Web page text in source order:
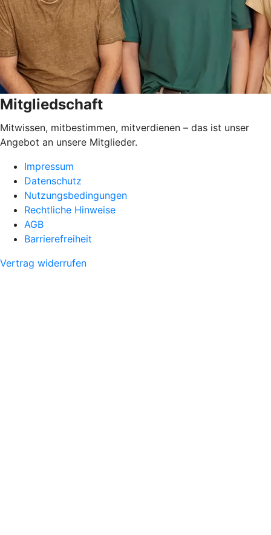
Mitgliedschaft
Mitwissen, mitbestimmen, mitverdienen – das ist unser
Angebot an unsere Mitglieder.
Impressum
Datenschutz
Nutzungsbedingungen
Rechtliche Hinweise
AGB
Barrierefreiheit
Vertrag widerrufen